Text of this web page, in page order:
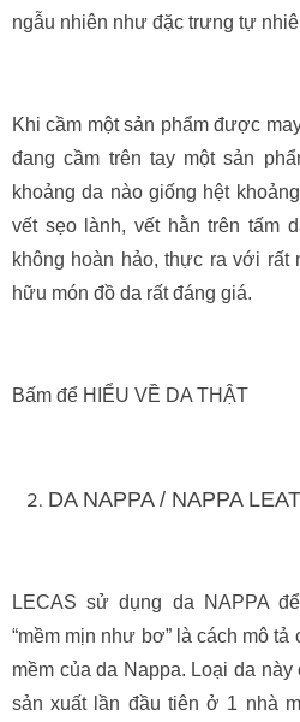
ngẫu nhiên như đặc trưng tự
Khi cầm một sản phẩm được
đang cầm trên tay một sản
khoảng da nào giống hệt
vết sẹo lành, vết hằn trên tấm
không hoàn hảo, thực ra với
hữu món đồ da rất đáng giá.
Bấm để HIỂU VỀ DA THẬT
DA NAPPA / NAPPA
LECAS sử dụng da NAPPA
“mềm mịn như bơ” là cách mô
mềm của da Nappa. Loại da
sản xuất lần đầu tiên ở 1 nhà